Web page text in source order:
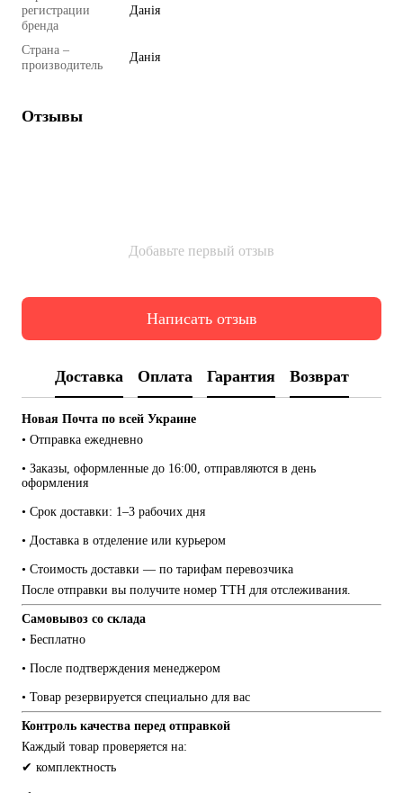
регистрации
бренда
Данія
Страна –
производитель
Данія
Отзывы
Добавьте первый отзыв
Написать отзыв
Доставка Оплата Гарантия Возврат
Новая Почта по всей Украине
• Отправка ежедневно
• Заказы, оформленные до 16:00, отправляются в день
оформления
• Срок доставки: 1–3 рабочих дня
• Доставка в отделение или курьером
• Стоимость доставки — по тарифам перевозчика
После отправки вы получите номер ТТН для отслеживания.
Самовывоз со склада
• Бесплатно
• После подтверждения менеджером
• Товар резервируется специально для вас
Контроль качества перед отправкой
Каждый товар проверяется на:
✔ комплектность